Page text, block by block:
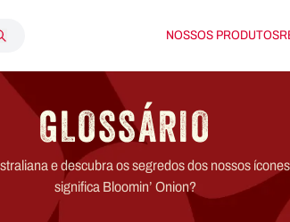
NOSSOS PRODUTOS
GLOSSÁRIO
e descubra os segredos dos nossos
significa Bloomin’ Onion?